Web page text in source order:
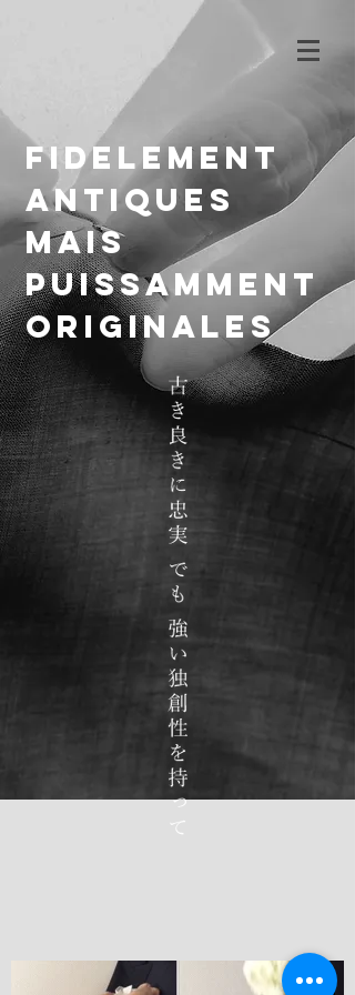
fidelement
antiques
mais
puissamment
originales